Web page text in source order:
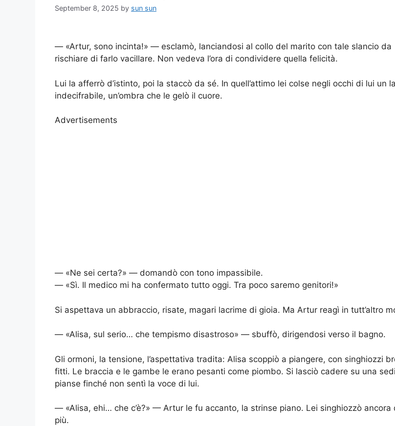
September 8, 2025 by sun sun
— «Artur, sono incinta!» — esclamò, lanciandosi al collo del marito con tale slancio da
rischiare di farlo vacillare. Non vedeva l’ora di condividere quella felicità.
Lui la afferrò d’istinto, poi la staccò da sé. In quell’attimo lei colse negli occhi di lui un
indecifrabile, un’ombra che le gelò il cuore.
Advertisements
— «Ne sei certa?» — domandò con tono impassibile.
— «Sì. Il medico mi ha confermato tutto oggi. Tra poco saremo genitori!»
Si aspettava un abbraccio, risate, magari lacrime di gioia. Ma Artur reagì in tutt’altro
— «Alisa, sul serio… che tempismo disastroso» — sbuffò, dirigendosi verso il bagno.
Gli ormoni, la tensione, l’aspettativa tradita: Alisa scoppiò a piangere, con singhiozzi
fitti. Le braccia e le gambe le erano pesanti come piombo. Si lasciò cadere su una
pianse finché non sentì la voce di lui.
— «Alisa, ehi… che c’è?» — Artur le fu accanto, la strinse piano. Lei singhiozzò ancora
più.